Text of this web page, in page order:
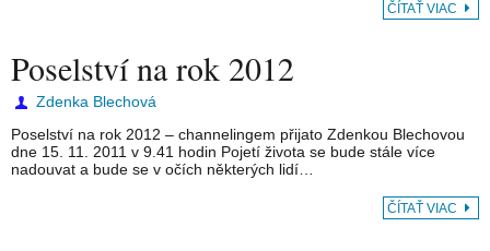
ČÍTAŤ VIAC
Poselství na rok 2012
Zdenka Blechová
Poselství na rok 2012 – channelingem přijato Zdenkou Blechovou
dne 15. 11. 2011 v 9.41 hodin Pojetí života se bude stále více
nadouvat a bude se v očích některých lidí…
ČÍTAŤ VIAC